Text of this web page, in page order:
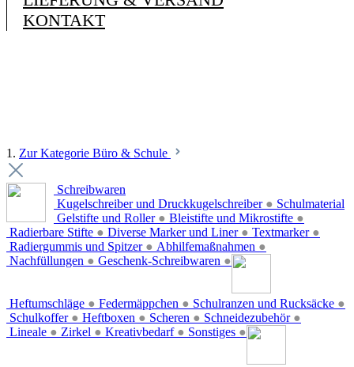
KONTAKT
1. Zur Kategorie Büro & Schule
Schreibwaren
Kugelschreiber und Druckkugelschreiber ●
Gelstifte und Roller ● Bleistifte und Mikrostifte ●
Radierbare Stifte ● Diverse Marker und Liner ● Textmarker ●
Radiergummis und Spitzer ● Abhilfemaßnahmen ●
Nachfüllungen ● Geschenk-Schreibwaren ●
Schulmaterial
Heftumschläge ● Federmäppchen ● Schulranzen und Rucksäcke ●
Schulkoffer ● Heftboxen ● Scheren ● Schneidezubehör ●
Lineale ● Zirkel ● Kreativbedarf ● Sonstiges ●